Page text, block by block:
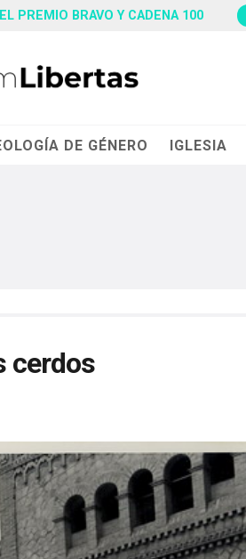
PREMIO BRAVO Y CADENA 100
DE GÉNERO IGLESIA
cerdos